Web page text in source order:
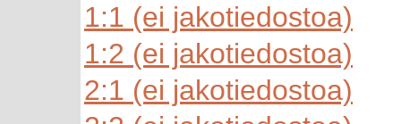
1:1 (ei jakotiedostoa)
1:2 (ei jakotiedostoa)
2:1 (ei jakotiedostoa)